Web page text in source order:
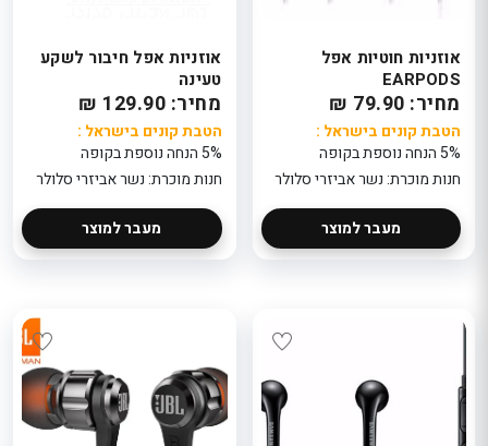
אוזניות חוטיות אפל
EARPODS
מחיר: 79.90 ₪
הטבת קונים בישראל :
5% הנחה נוספת בקופה
חנות מוכרת: נשר אביזרי סלולר
מעבר למוצר
אוזניות אפל חיבור לשקע
טעינה
מחיר: 129.90 ₪
הטבת קונים בישראל :
5% הנחה נוספת בקופה
חנות מוכרת: נשר אביזרי סלולר
מעבר למוצר